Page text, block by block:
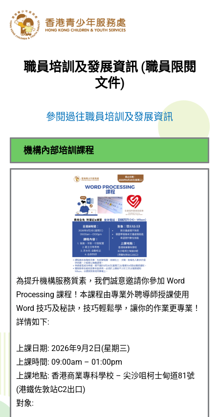
職員培訓及發展資訊 (職員限閱
文件)
參閱過往職員培訓及發展資訊
機構內部培訓課程
為提升機構服務質素，我們誠意邀請你參加 Word
Processing 課程！本課程由專業外聘導師授課使用
Word 技巧及秘訣，技巧輕鬆學，讓你的作業更專業！
詳情如下:
上課日期: 2026年9月2日(星期三)
上課時間: 09:00am – 01:00pm
上課地點: 香港商業專科學校 – 尖沙咀柯士甸道81號
(港鐵佐敦站C2出口)
對象: